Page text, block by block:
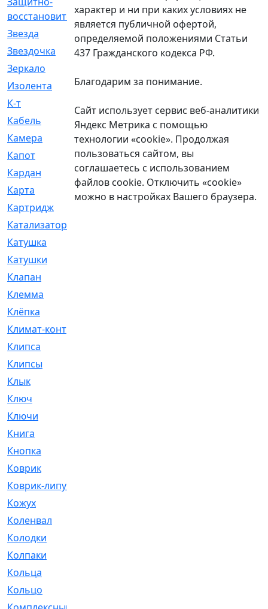
восстановительный
Звезда
[1]
Звездочка
[5]
Зеркало
Изолента
[1]
К-т
Кабель
[50]
Камера
[4]
Капот
[144]
Кардан
[131]
Карта
[2]
Картридж
Катализатор
Катушка
Катушки
Клапан
Клемма
Клёпка
Климат-контроль
Клипса
Клипсы
Клык
Ключ
Ключи
Книга
Кнопка
Коврик
Коврик-липучка
Кожух
Коленвал
Колодки
Колпаки
Кольца
Кольцо
характер и ни при каких условиях не
является публичной офертой,
определяемой положениями Статьи
437 Гражданского кодекса РФ.
Благодарим за понимание.
Сайт использует сервис веб-аналитики
Яндекс Метрика с помощью
технологии «cookie». Продолжая
пользоваться сайтом, вы
соглашаетесь с использованием
файлов cookie. Отключить «cookie»
можно в настройках Вашего браузера.